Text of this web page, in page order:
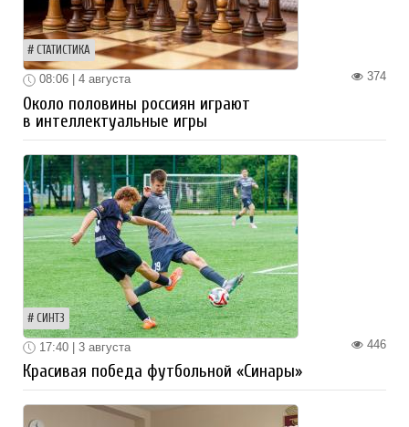
СТАТИСТИКА
374
08:06 | 4 августа
Около половины россиян играют
в интеллектуальные игры
СИНТЗ
446
17:40 | 3 августа
Красивая победа футбольной «Синары»